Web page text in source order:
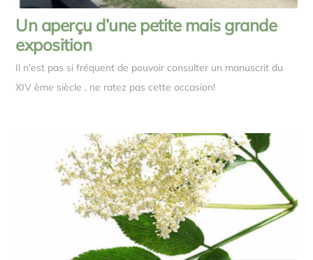
Un aperçu d’une petite mais grande
exposition
Il n'est pas si fréquent de pouvoir consulter un manuscrit du
XIV ème siècle , ne ratez pas cette occasion!